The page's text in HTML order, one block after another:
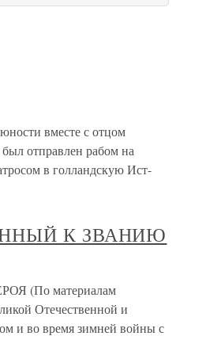
вместе с отцом
отправлен рабом на
в голландскую Ист-
К ЗВАНИЮ
(По материалам
Отечественной и
и во время зимней войны с